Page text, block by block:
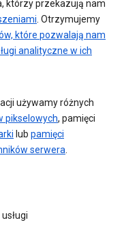
którzy przekazują nam
. Otrzymujemy
które pozwalają nam
analityczne w ich
używamy różnych
pikselowych, pamięci
lub pamięci
serwera.